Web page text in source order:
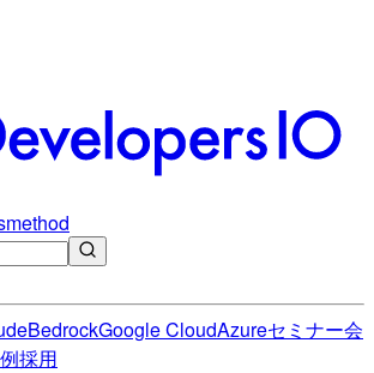
BedrockGoogle CloudAzureセミナー会
採用